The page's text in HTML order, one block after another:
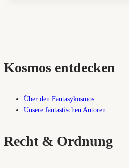
Kosmos entdecken
Über den Fantasykosmos
Unsere fantastischen Autoren
Recht & Ordnung